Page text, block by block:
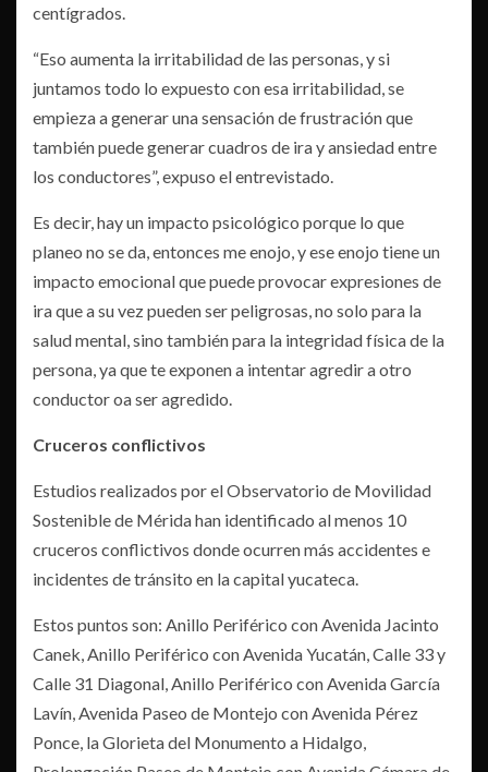
centígrados.
“Eso aumenta la irritabilidad de las personas, y si
juntamos todo lo expuesto con esa irritabilidad, se
empieza a generar una sensación de frustración que
también puede generar cuadros de ira y ansiedad entre
los conductores”, expuso el entrevistado.
Es decir, hay un impacto psicológico porque lo que
planeo no se da, entonces me enojo, y ese enojo tiene un
impacto emocional que puede provocar expresiones de
ira que a su vez pueden ser peligrosas, no solo para la
salud mental, sino también para la integridad física de la
persona, ya que te exponen a intentar agredir a otro
conductor oa ser agredido.
Cruceros conflictivos
Estudios realizados por el Observatorio de Movilidad
Sostenible de Mérida han identificado al menos 10
cruceros conflictivos donde ocurren más accidentes e
incidentes de tránsito en la capital yucateca.
Estos puntos son: Anillo Periférico con Avenida Jacinto
Canek, Anillo Periférico con Avenida Yucatán, Calle 33 y
Calle 31 Diagonal, Anillo Periférico con Avenida García
Lavín, Avenida Paseo de Montejo con Avenida Pérez
Ponce, la Glorieta del Monumento a Hidalgo,